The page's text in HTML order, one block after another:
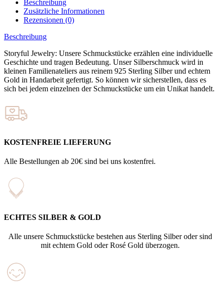
Beschreibung
Zusätzliche Informationen
Rezensionen (0)
Beschreibung
Storyful Jewelry: Unsere Schmuckstücke erzählen eine individuelle
Geschichte und tragen Bedeutung. Unser Silberschmuck wird in
kleinen Familienateliers aus reinem 925 Sterling Silber und echtem
Gold in Handarbeit gefertigt. So können wir sicherstellen, dass es
sich bei jedem einzelnen der Schmuckstücke um ein Unikat handelt.
KOSTENFREIE LIEFERUNG
Alle Bestellungen ab 20€ sind bei uns kostenfrei.
ECHTES SILBER & GOLD
Alle unsere Schmuckstücke bestehen aus Sterling Silber oder sind
mit echtem Gold oder Rosé Gold überzogen.